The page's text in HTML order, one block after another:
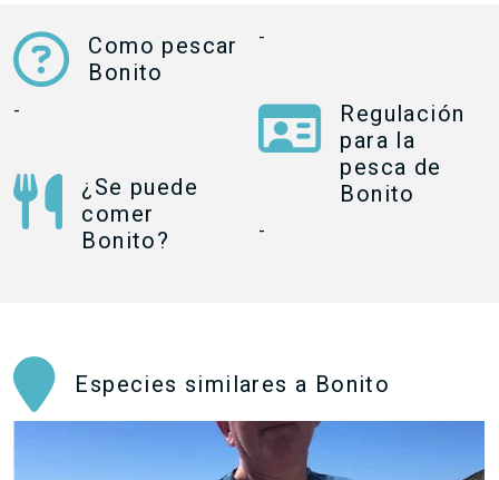
Como pescar
Bonito
-
¿Se puede
comer
Bonito?
-
Regulación
para la
pesca de
Bonito
-
Especies similares a Bonito